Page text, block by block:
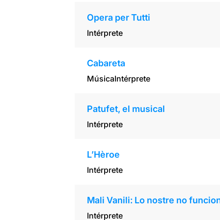
Opera per Tutti
Intérprete
Cabareta
MúsicaIntérprete
Patufet, el musical
Intérprete
L’Hèroe
Intérprete
Mali Vanili: Lo nostre no
Intérprete